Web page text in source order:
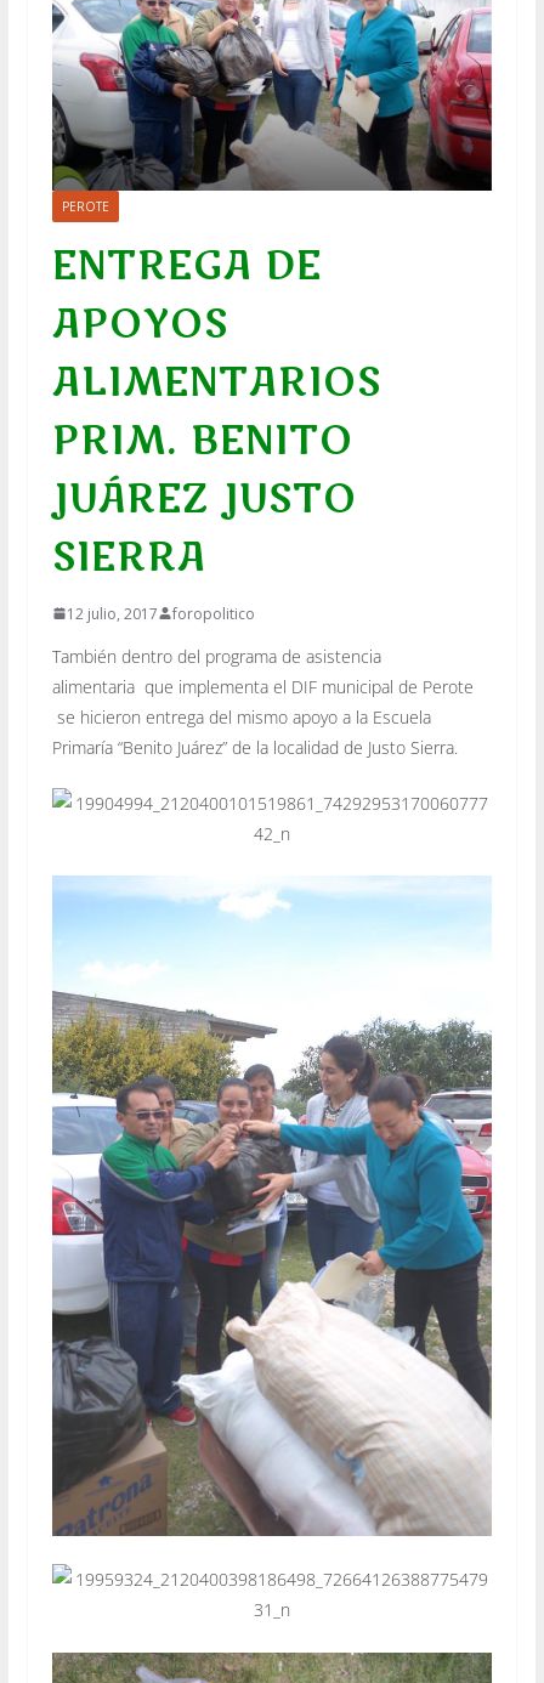
PEROTE
ENTREGA DE
APOYOS
ALIMENTARIOS
PRIM. BENITO
JUÁREZ JUSTO
SIERRA
12 julio, 2017 foropolitico
También dentro del programa de asistencia
alimentaria que implementa el DIF municipal de Perote
se hicieron entrega del mismo apoyo a la Escuela
Primaría “Benito Juárez” de la localidad de Justo Sierra.